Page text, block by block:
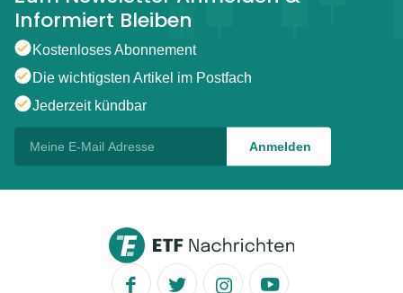
Informiert Bleiben
Kostenloses Abonnement
Die wichtigsten Artikel im Postfach
Jederzeit kündbar